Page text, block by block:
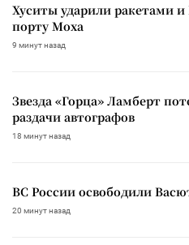
Хуситы ударили ракетами
порту Моха
9 минут назад
Звезда «Горца» Ламберт
раздачи автографов
18 минут назад
ВС России освободили
20 минут назад